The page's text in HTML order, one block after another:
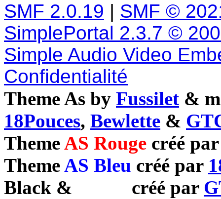
SMF 2.0.19 | SMF ©
SimplePortal 2.3.7 ©
Simple Audio Video
Confidentialité
Theme As by Fussilet &
18Pouces, Bewlette &
ThemeAS Rouge créé
ThemeAS Bleu créé par
Black & créé par